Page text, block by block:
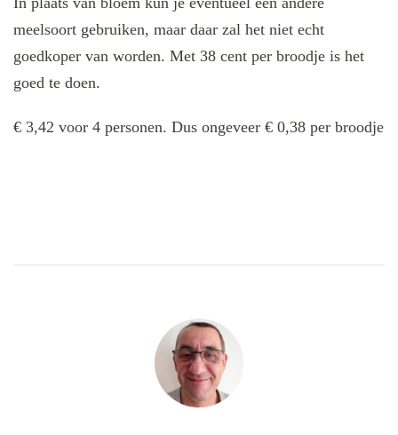
meelsoort gebruiken, maar daar zal het niet echt
goedkoper van worden. Met 38 cent per broodje is het
goed te doen.
€ 3,42 voor 4 personen. Dus ongeveer € 0,38 per broodje